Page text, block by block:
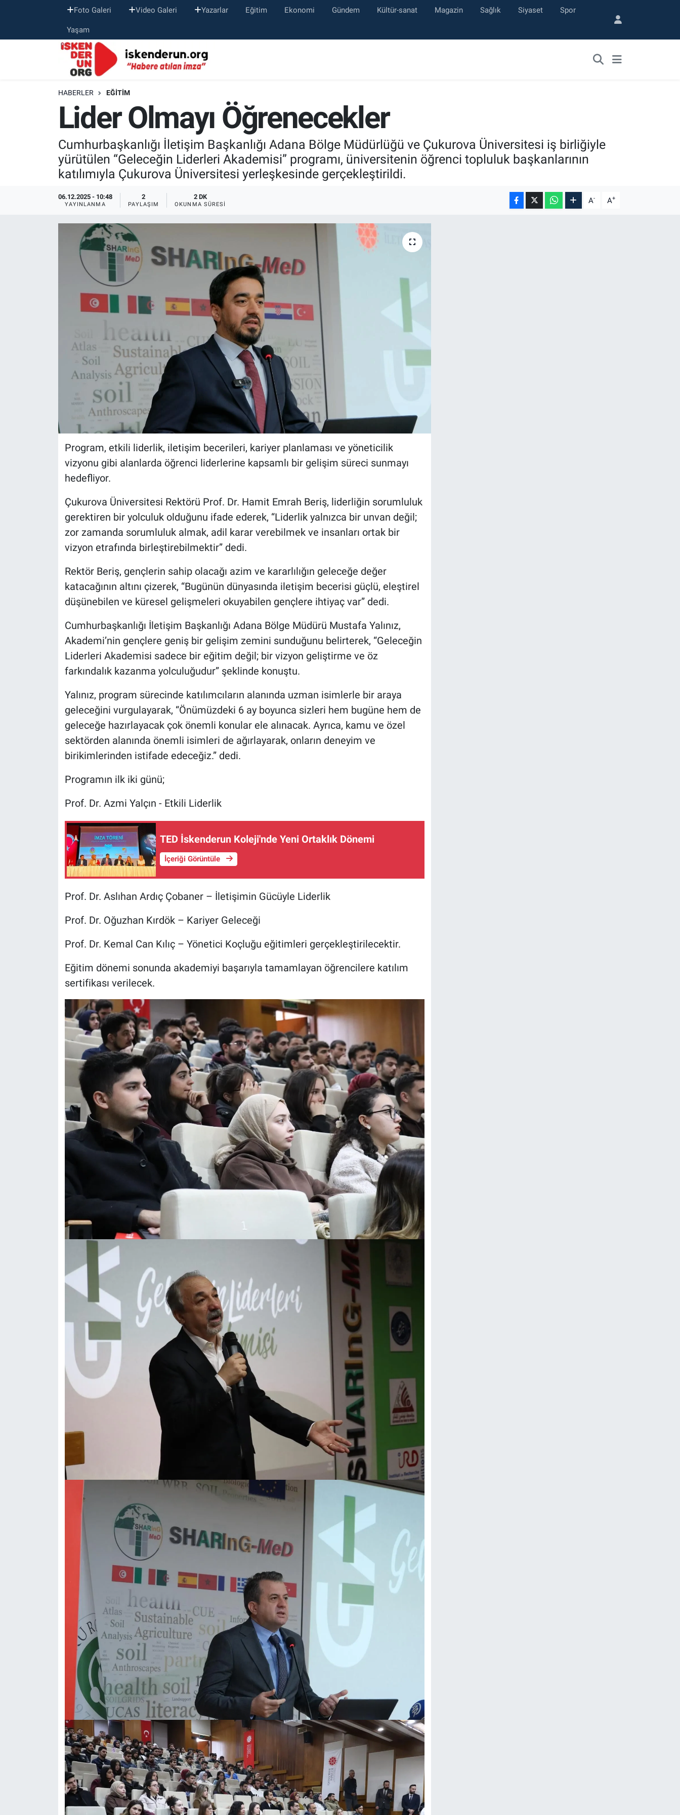
Foto Galeri Video Galeri Yazarlar Eğitim Ekonomi Gündem Kültür-sanat Magazin Sağlık Siyaset Spor
Yaşam
HABERLER EĞITIM
Lider Olmayı Öğrenecekler
Cumhurbaşkanlığı İletişim Başkanlığı Adana Bölge Müdürlüğü ve Çukurova Üniversitesi iş birliğiyle
yürütülen “Geleceğin Liderleri Akademisi” programı, üniversitenin öğrenci topluluk başkanlarının
katılımıyla Çukurova Üniversitesi yerleşkesinde gerçekleştirildi.
06.12.2025 - 10:48
YAYINLANMA
2
PAYLAŞIM
2 DK
OKUNMA SÜRESI A- A+
Program, etkili liderlik, iletişim becerileri, kariyer planlaması ve yöneticilik
vizyonu gibi alanlarda öğrenci liderlerine kapsamlı bir gelişim süreci sunmayı
hedefliyor.
Çukurova Üniversitesi Rektörü Prof. Dr. Hamit Emrah Beriş, liderliğin sorumluluk
gerektiren bir yolculuk olduğunu ifade ederek, “Liderlik yalnızca bir unvan değil;
zor zamanda sorumluluk almak, adil karar verebilmek ve insanları ortak bir
vizyon etrafında birleştirebilmektir” dedi.
Rektör Beriş, gençlerin sahip olacağı azim ve kararlılığın geleceğe değer
katacağının altını çizerek, “Bugünün dünyasında iletişim becerisi güçlü, eleştirel
düşünebilen ve küresel gelişmeleri okuyabilen gençlere ihtiyaç var” dedi.
Cumhurbaşkanlığı İletişim Başkanlığı Adana Bölge Müdürü Mustafa Yalınız,
Akademi’nin gençlere geniş bir gelişim zemini sunduğunu belirterek, “Geleceğin
Liderleri Akademisi sadece bir eğitim değil; bir vizyon geliştirme ve öz
farkındalık kazanma yolculuğudur” şeklinde konuştu.
Yalınız, program sürecinde katılımcıların alanında uzman isimlerle bir araya
geleceğini vurgulayarak, “Önümüzdeki 6 ay boyunca sizleri hem bugüne hem de
geleceğe hazırlayacak çok önemli konular ele alınacak. Ayrıca, kamu ve özel
sektörden alanında önemli isimleri de ağırlayarak, onların deneyim ve
birikimlerinden istifade edeceğiz.” dedi.
Programın ilk iki günü;
Prof. Dr. Azmi Yalçın - Etkili Liderlik
TED İskenderun Koleji'nde Yeni Ortaklık Dönemi
İçeriği Görüntüle
Prof. Dr. Aslıhan Ardıç Çobaner – İletişimin Gücüyle Liderlik
Prof. Dr. Oğuzhan Kırdök – Kariyer Geleceği
Prof. Dr. Kemal Can Kılıç – Yönetici Koçluğu eğitimleri gerçekleştirilecektir.
Eğitim dönemi sonunda akademiyi başarıyla tamamlayan öğrencilere katılım
sertifikası verilecek.